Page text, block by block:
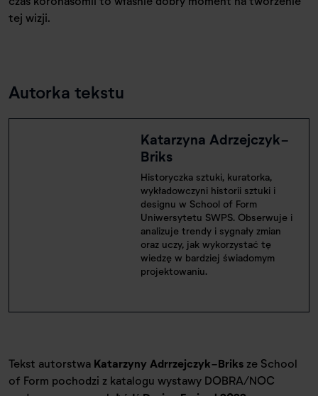
tej wizji.
Autorka tekstu
Katarzyna Adrzejczyk-
Briks
Historyczka sztuki, kuratorka,
wykładowczyni historii sztuki i
designu w School of Form
Uniwersytetu SWPS. Obserwuje i
analizuje trendy i sygnały zmian
oraz uczy, jak wykorzystać tę
wiedzę w bardziej świadomym
projektowaniu.
Tekst autorstwa Katarzyny Adrrzejczyk-Briks ze School
of Form pochodzi z katalogu wystawy DOBRA/NOC